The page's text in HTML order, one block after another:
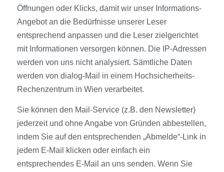
Öffnungen oder Klicks, damit wir unser Informations-
Angebot an die Bedürfnisse unserer Leser
entsprechend anpassen und die Leser zielgerichtet
mit Informationen versorgen können. Die IP-Adressen
werden von uns nicht analysiert. Sämtliche Daten
werden von dialog-Mail in einem Hochsicherheits-
Rechenzentrum in Wien verarbeitet.
Sie können den Mail-Service (z.B. den Newsletter)
jederzeit und ohne Angabe von Gründen abbestellen,
indem Sie auf den entsprechenden „Abmelde“-Link in
jedem E-Mail klicken oder einfach ein
entsprechendes E-Mail an uns senden. Wenn Sie